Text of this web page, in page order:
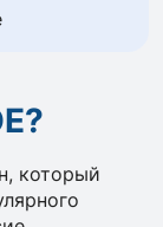
который